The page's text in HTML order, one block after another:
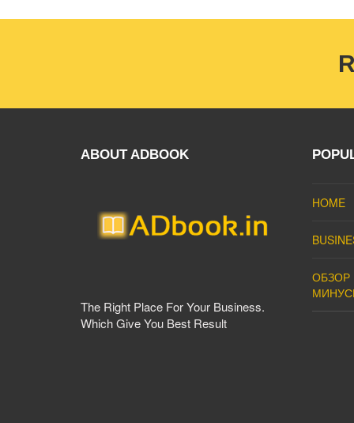
ABOUT ADBOOK
The Right Place For Your Business.
Which Give You Best Result
HOME
ОБЗОР